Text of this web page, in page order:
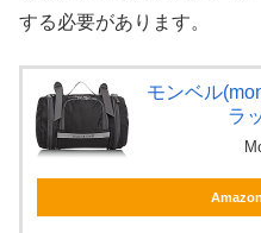
する必要があります。
モンベル
ラ